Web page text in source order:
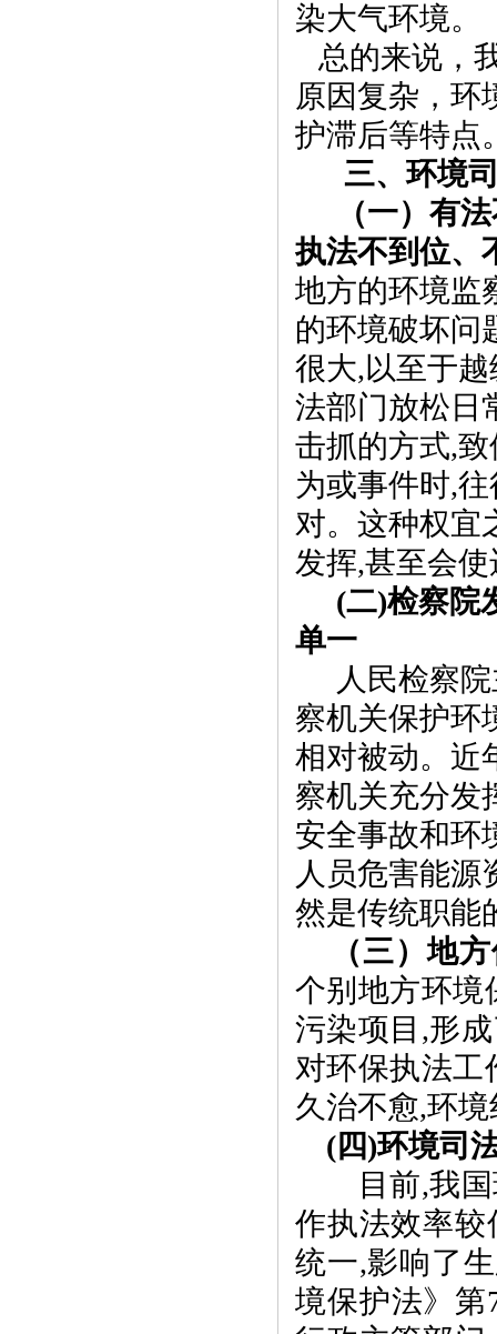
染大气环境。
总的来说，
原因复杂，环
护滞后等特
三、环境
（一）有
执法不到位、
地方的环境监
的环境破坏问
很大,以至于
法部门放松日
击抓的方式,致
为或事件时,往
对。这种权宜
发挥,甚至会
(二)检察院
单一
人民检察
察机关保护环
相对被动。近
察机关充分发
安全事故和环
人员危害能源
然是传统职能
（三）地
个别地方环境
污染项目 ,形
对环保执法工
久治不愈,环境
(四)环境司
目前,我
作执法效率较
统一,影响了
境保护法》第